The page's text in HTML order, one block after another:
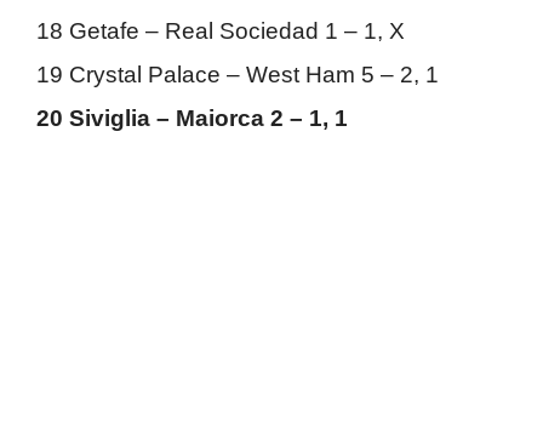
18 Getafe – Real Sociedad 1 – 1, X
19 Crystal Palace – West Ham 5 – 2, 1
20 Siviglia – Maiorca 2 – 1, 1